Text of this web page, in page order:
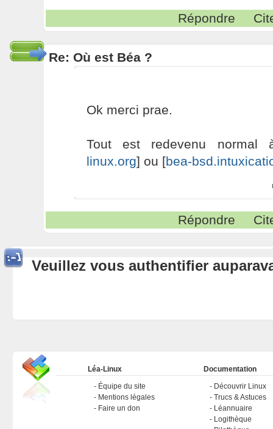
Répondre
Re: Où est Béa ?
Ok merci prae.
Tout est redevenu
linux.org] ou [bea-
Répondre
Veuillez vous authentifier
Léa-Linux
Équipe du site
Mentions légales
Faire un don
Documentation
Découvrir Linux
Trucs & Astuces
Léannuaire
Logithèque